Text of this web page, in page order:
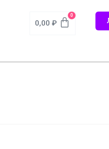
0,00 ₽
0